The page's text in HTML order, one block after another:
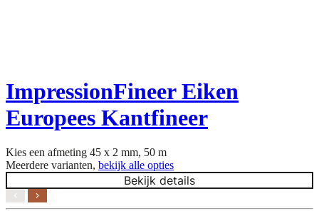
ImpressionFineer Eiken
Europees Kantfineer
Kies een afmeting 45 x 2 mm, 50 m
Meerdere varianten, bekijk alle opties
Bekijk details